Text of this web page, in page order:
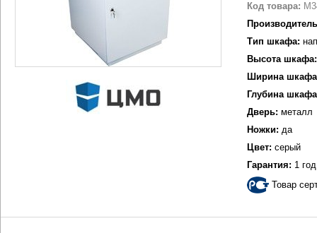
Код товара:
Тип шкафа:
Высота шкафа:
Ширина
Глубина
Дверь: металл
Ножки: да
Цвет: серый
Гарантия: 1 год
Товар